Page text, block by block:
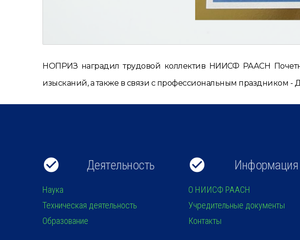
НОПРИЗ наградил трудовой коллектив НИИСФ РААСН
изысканий, а также в связи с профессиональным праздником -
Деятельность
Наука
Техническая деятельность
Образование
Информация
О НИИСФ РААСН
Учредительные документы
Контакты